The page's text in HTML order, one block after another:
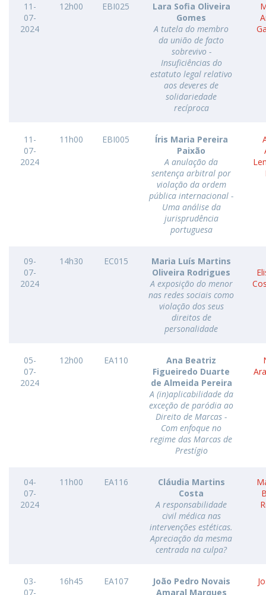
11-
07-
2024
12h00 EBI025
Lara Sofia Oliveira
Gomes
A tutela do membro
da união de facto
sobrevivo -
Insuficiências do
estatuto legal relativo
aos deveres de
solidariedade
recíproca
11-
07-
2024
11h00 EBI005
Íris Maria Pereira
Paixão
A anulação da
sentença arbitral por
violação da ordem
pública internacional -
Uma análise da
jurisprudência
portuguesa
09-
07-
2024
14h30 EC015
Maria Luís Martins
Oliveira Rodrigues
A exposição do menor
nas redes sociais como
violação dos seus
direitos de
personalidade
05-
07-
2024
12h00 EA110
Ana Beatriz
Figueiredo Duarte
de Almeida Pereira
A (in)aplicabilidade da
exceção de paródia ao
Direito de Marcas -
Com enfoque no
regime das Marcas de
Prestígio
04-
07-
2024
11h00 EA116
Cláudia Martins
Costa
A responsabilidade
civil médica nas
intervenções estéticas.
Apreciação da mesma
centrada na culpa?
03-
07-
16h45 EA107
João Pedro Novais
Amaral Marques